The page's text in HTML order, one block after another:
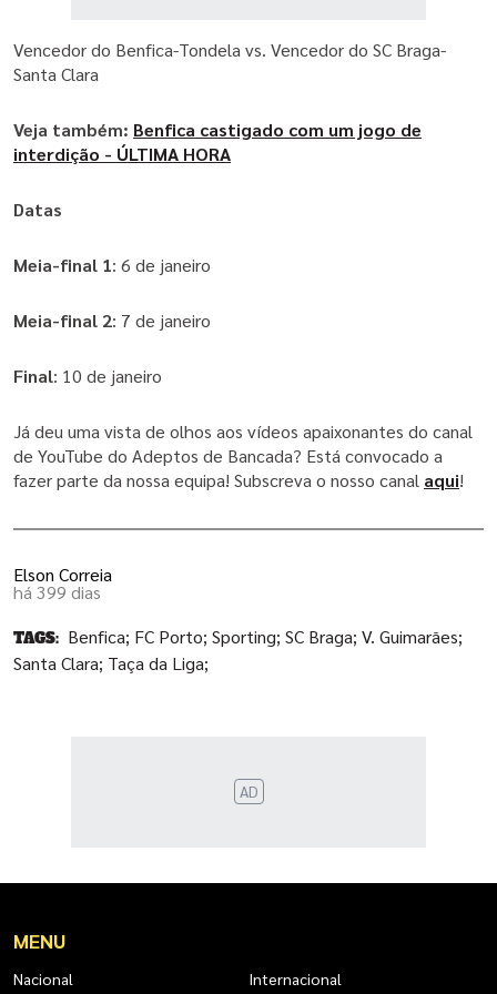
Vencedor do Benfica-Tondela vs. Vencedor do SC Braga-
Santa Clara
Veja também: Benfica castigado com um jogo de
interdição - ÚLTIMA HORA
Datas
Meia-final 1: 6 de janeiro
Meia-final 2: 7 de janeiro
Final: 10 de janeiro
Já deu uma vista de olhos aos vídeos apaixonantes do canal
de YouTube do Adeptos de Bancada? Está convocado a
fazer parte da nossa equipa! Subscreva o nosso canal aqui!
Elson Correia
há 399 dias
TAGS: Benfica; FC Porto; Sporting; SC Braga; V. Guimarães;
Santa Clara; Taça da Liga;
AD
MENU
Nacional Internacional